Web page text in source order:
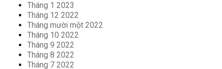
Tháng 1 2023
Tháng 12 2022
Tháng mười một 2022
Tháng 10 2022
Tháng 9 2022
Tháng 8 2022
Tháng 7 2022